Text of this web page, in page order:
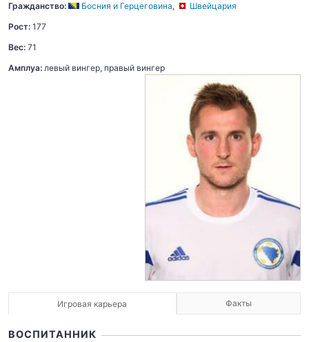
Гражданство:
Босния и Герцеговина,
Швейцария
Рост: 177
Вес: 71
Амплуа: левый вингер, правый вингер
Игровая карьера Факты
ВОСПИТАННИК